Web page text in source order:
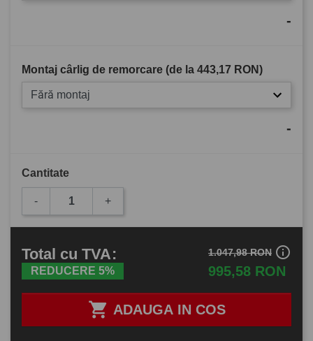
-
Montaj cârlig de remorcare (de la 443,17 RON)
Fără montaj
-
Cantitate
- +
 ADAUGA IN COS
Total cu TVA:
REDUCERE 5% 995,58 RON
1.047,98 RON info_outline